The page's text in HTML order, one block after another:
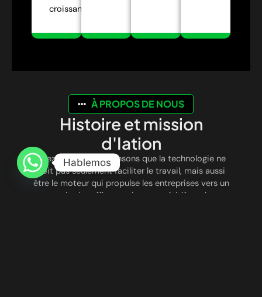
croissance.
À PROPOS DE NOUS
Histoire et mission
d'Iation
Chez Iation, nous pensons que la technologie ne
doit pas seulement faciliter le travail, mais aussi
être le moteur qui propulse les entreprises vers un
avenir plus efficace, plus compétitif et plus
Hablemos